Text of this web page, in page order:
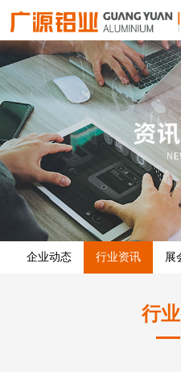
企业动态 行业资讯 展
行